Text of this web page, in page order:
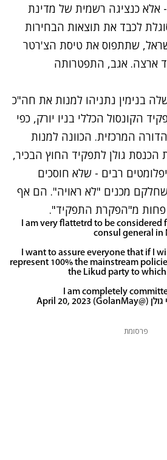
אלא כנציגה רשמית של מדינת
לכבד את תוצאות הבחירות
שתתפוס את טיסת הצ'רטר
ארצה. אגב, התפטרותה
בנימין נתניהו למנות את חה"כ
הקונסול הכללי בניו יורק, כפי
המרכזית. הכוונה למנות
הכנסת גולן לתפקיד החוץ הבכיר,
רבים - שלא חוסכים
מכנים "לא ראויה". הם אף
פחות מ"הפקרת התפקיד".
I am very flattetrd to be considered
consul general in
I want to assure everyone that if I
represent 100% the mainstream
the Likud party to
I am completely
April 20, 2023
פרסומת